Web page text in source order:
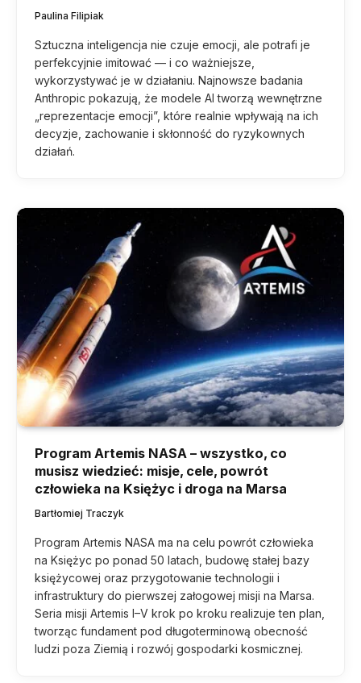
Paulina Filipiak
Sztuczna inteligencja nie czuje emocji, ale potrafi je
perfekcyjnie imitować — i co ważniejsze,
wykorzystywać je w działaniu. Najnowsze badania
Anthropic pokazują, że modele AI tworzą wewnętrzne
„reprezentacje emocji”, które realnie wpływają na ich
decyzje, zachowanie i skłonność do ryzykownych
działań.
Program Artemis NASA – wszystko, co
musisz wiedzieć: misje, cele, powrót
człowieka na Księżyc i droga na Marsa
Bartłomiej Traczyk
Program Artemis NASA ma na celu powrót człowieka
na Księżyc po ponad 50 latach, budowę stałej bazy
księżycowej oraz przygotowanie technologii i
infrastruktury do pierwszej załogowej misji na Marsa.
Seria misji Artemis I–V krok po kroku realizuje ten plan,
tworząc fundament pod długoterminową obecność
ludzi poza Ziemią i rozwój gospodarki kosmicznej.